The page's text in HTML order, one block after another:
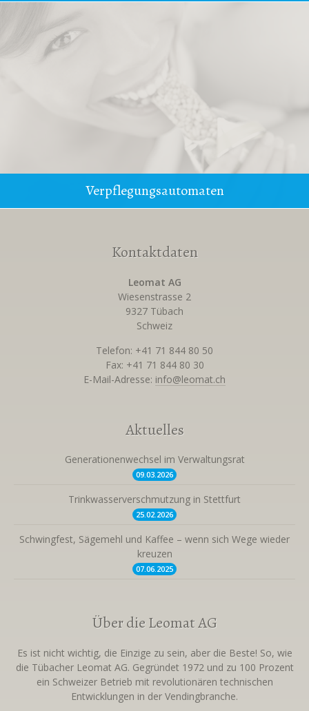
Verpflegungsautomaten
Kontaktdaten
Leomat AG
Wiesenstrasse 2
9327 Tübach
Schweiz
Telefon: +41 71 844 80 50
Fax: +41 71 844 80 30
E-Mail-Adresse: info@leomat.ch
Aktuelles
Generationenwechsel im Verwaltungsrat
09.03. 2026
Trinkwasserverschmutzung in Stettfurt
25.02. 2026
Schwingfest, Sägemehl und Kaffee – wenn sich Wege wieder
kreuzen
07.06. 2025
Über die Leomat AG
Es ist nicht wichtig, die Einzige zu sein, aber die Beste! So, wie
die Tübacher Leomat AG. Gegründet 1972 und zu 100 Prozent
ein Schweizer Betrieb mit revolutionären technischen
Entwicklungen in der Vendingbranche.